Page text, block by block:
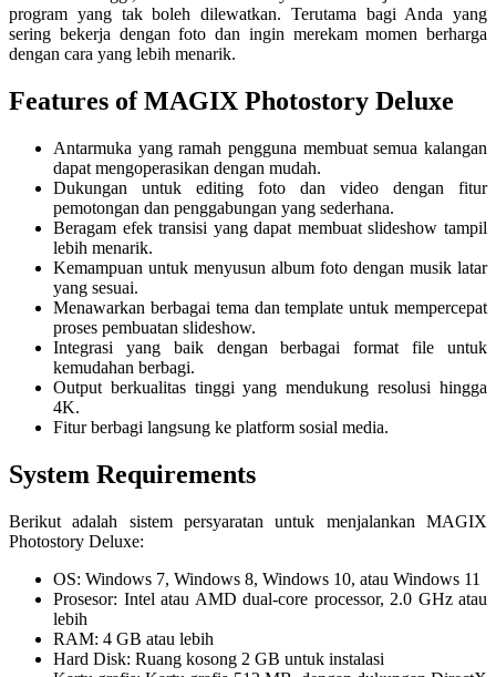
program yang tak boleh dilewatkan. Terutama bagi Anda yang
sering bekerja dengan foto dan ingin merekam momen berharga
dengan cara yang lebih menarik.
Features of MAGIX Photostory Deluxe
Antarmuka yang ramah pengguna membuat semua kalangan
dapat mengoperasikan dengan mudah.
Dukungan untuk editing foto dan video dengan fitur
pemotongan dan penggabungan yang sederhana.
Beragam efek transisi yang dapat membuat slideshow tampil
lebih menarik.
Kemampuan untuk menyusun album foto dengan musik latar
yang sesuai.
Menawarkan berbagai tema dan template untuk mempercepat
proses pembuatan slideshow.
Integrasi yang baik dengan berbagai format file untuk
kemudahan berbagi.
Output berkualitas tinggi yang mendukung resolusi hingga
4K.
Fitur berbagi langsung ke platform sosial media.
System Requirements
Berikut adalah sistem persyaratan untuk menjalankan MAGIX
Photostory Deluxe:
OS: Windows 7, Windows 8, Windows 10, atau Windows 11
Prosesor: Intel atau AMD dual-core processor, 2.0 GHz atau
lebih
RAM: 4 GB atau lebih
Hard Disk: Ruang kosong 2 GB untuk instalasi